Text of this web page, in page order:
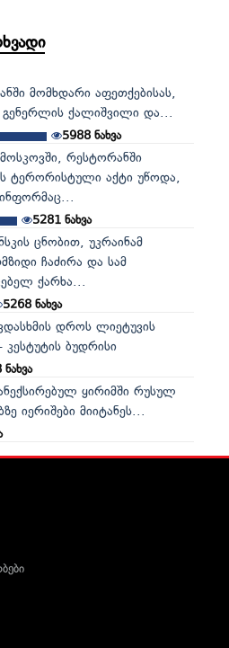
მომხდარი აფეთქებისას,
ქალიშვილი და...
5988 ნახვა
მოსკოვში, რესტორანში
ტერორისტული აქტი უწოდა,
5281ნახვა
ცნობით, უკრაინამ
ჩაძირა და სამ
ქარხა...
5268ნახვა
დროს ლიეტუვის
ბუდრისი
ნახვა
ყირიმში რუსულ
იერიშები მიიტანეს...